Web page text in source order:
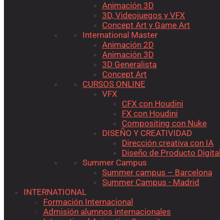
Animación 3D
3D, Videojuegos y VFX
Concept Art y Game Art
International Master
Animación 2D
Animación 3D
3D Generalista
Concept Art
CURSOS ONLINE
VFX
CFX con Houdini
FX con Houdini
Compositing con Nuke
DISEÑO Y CREATIVIDAD
Dirección creativa con IA
Diseño de Producto
Summer Campus
Summer campus – Barcelona
Summer Campus - Madrid
INTERNATIONAL
Formación Internacional
Admisión alumnos internacionales